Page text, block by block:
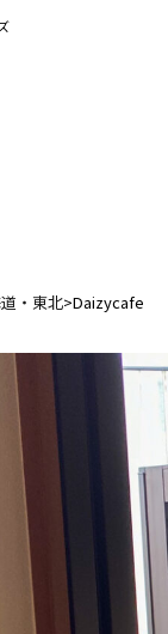
・東北>Daizycafe